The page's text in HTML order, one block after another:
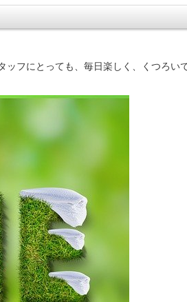
ッフにとっても、毎日楽しく、くつろい